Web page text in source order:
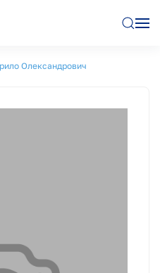
Олександрович